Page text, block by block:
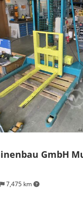
7,475 km
GmbH